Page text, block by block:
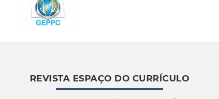
REVISTA ESPAÇO DO CURRÍCULO